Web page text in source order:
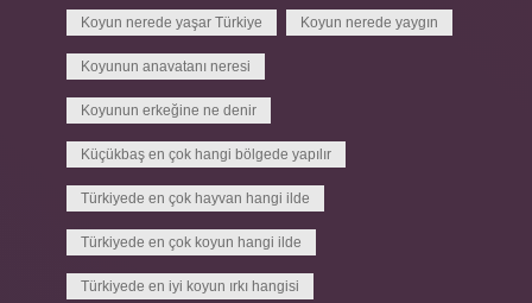
Koyun nerede yaşar Türkiye Koyun nerede yaygın
Koyunun anavatanı neresi
Koyunun erkeğine ne denir
Küçükbaş en çok hangi bölgede yapılır
Türkiyede en çok hayvan hangi ilde
Türkiyede en çok koyun hangi ilde
Türkiyede en iyi koyun ırkı hangisi